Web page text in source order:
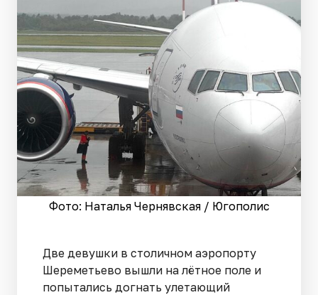
Фото: Наталья Чернявская / Югополис
Две девушки в столичном аэропорту
Шереметьево вышли на лётное поле и
попытались догнать улетающий